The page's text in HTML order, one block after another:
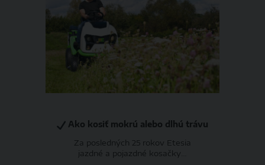
Ako kosiť mokrú alebo dlhú trávu
Za posledných 25 rokov Etesia
jazdné a pojazdné kosačky…